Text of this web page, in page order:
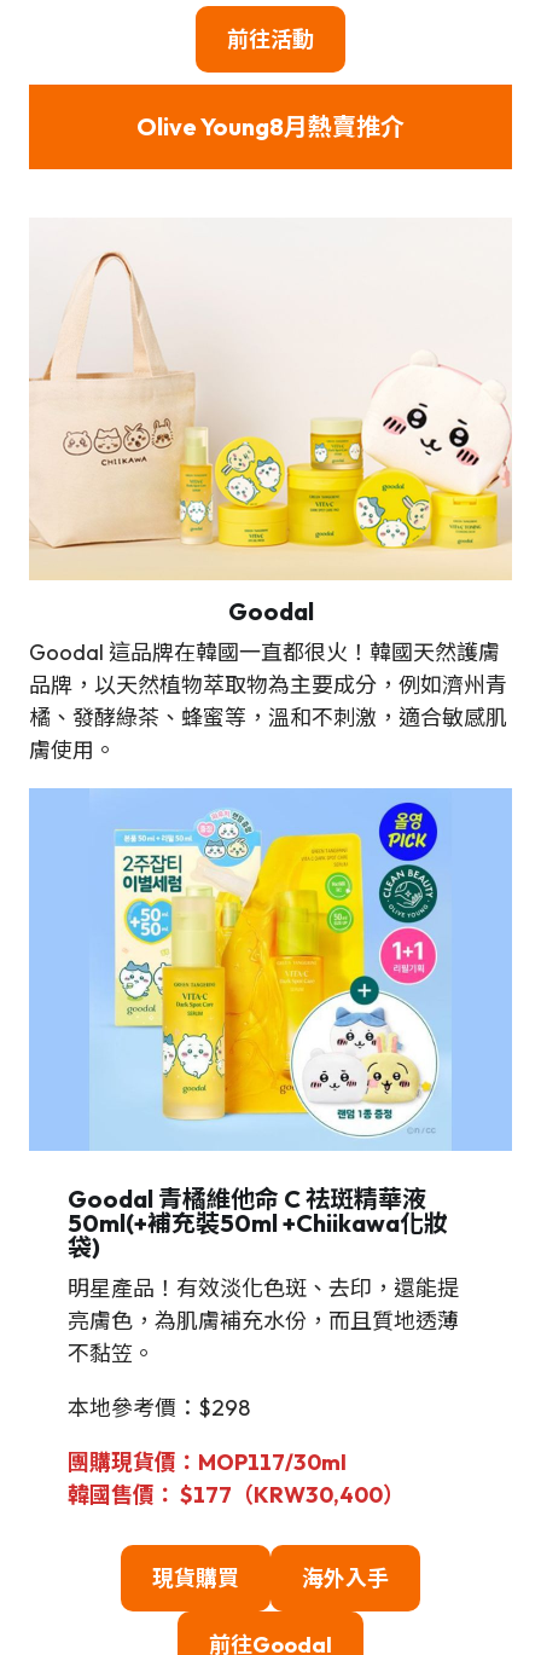
前往活動
Olive Young8月熱賣推介
Goodal
Goodal 這品牌在韓國一直都很火！韓國天然護膚
品牌，以天然植物萃取物為主要成分，例如濟州青
橘、發酵綠茶、蜂蜜等，溫和不刺激，適合敏感肌
膚使用。
Goodal 青橘維他命 C 祛斑精華液
50ml(+補充裝50ml +Chiikawa化妝
袋)
明星產品！有效淡化色斑、去印，還能提
亮膚色，為肌膚補充水份，而且質地透薄
不黏笠。
本地參考價：$298
團購現貨價： MOP117/30ml
韓國售價： $177（KRW30,400）
現貨購買 海外入手
前往Goodal